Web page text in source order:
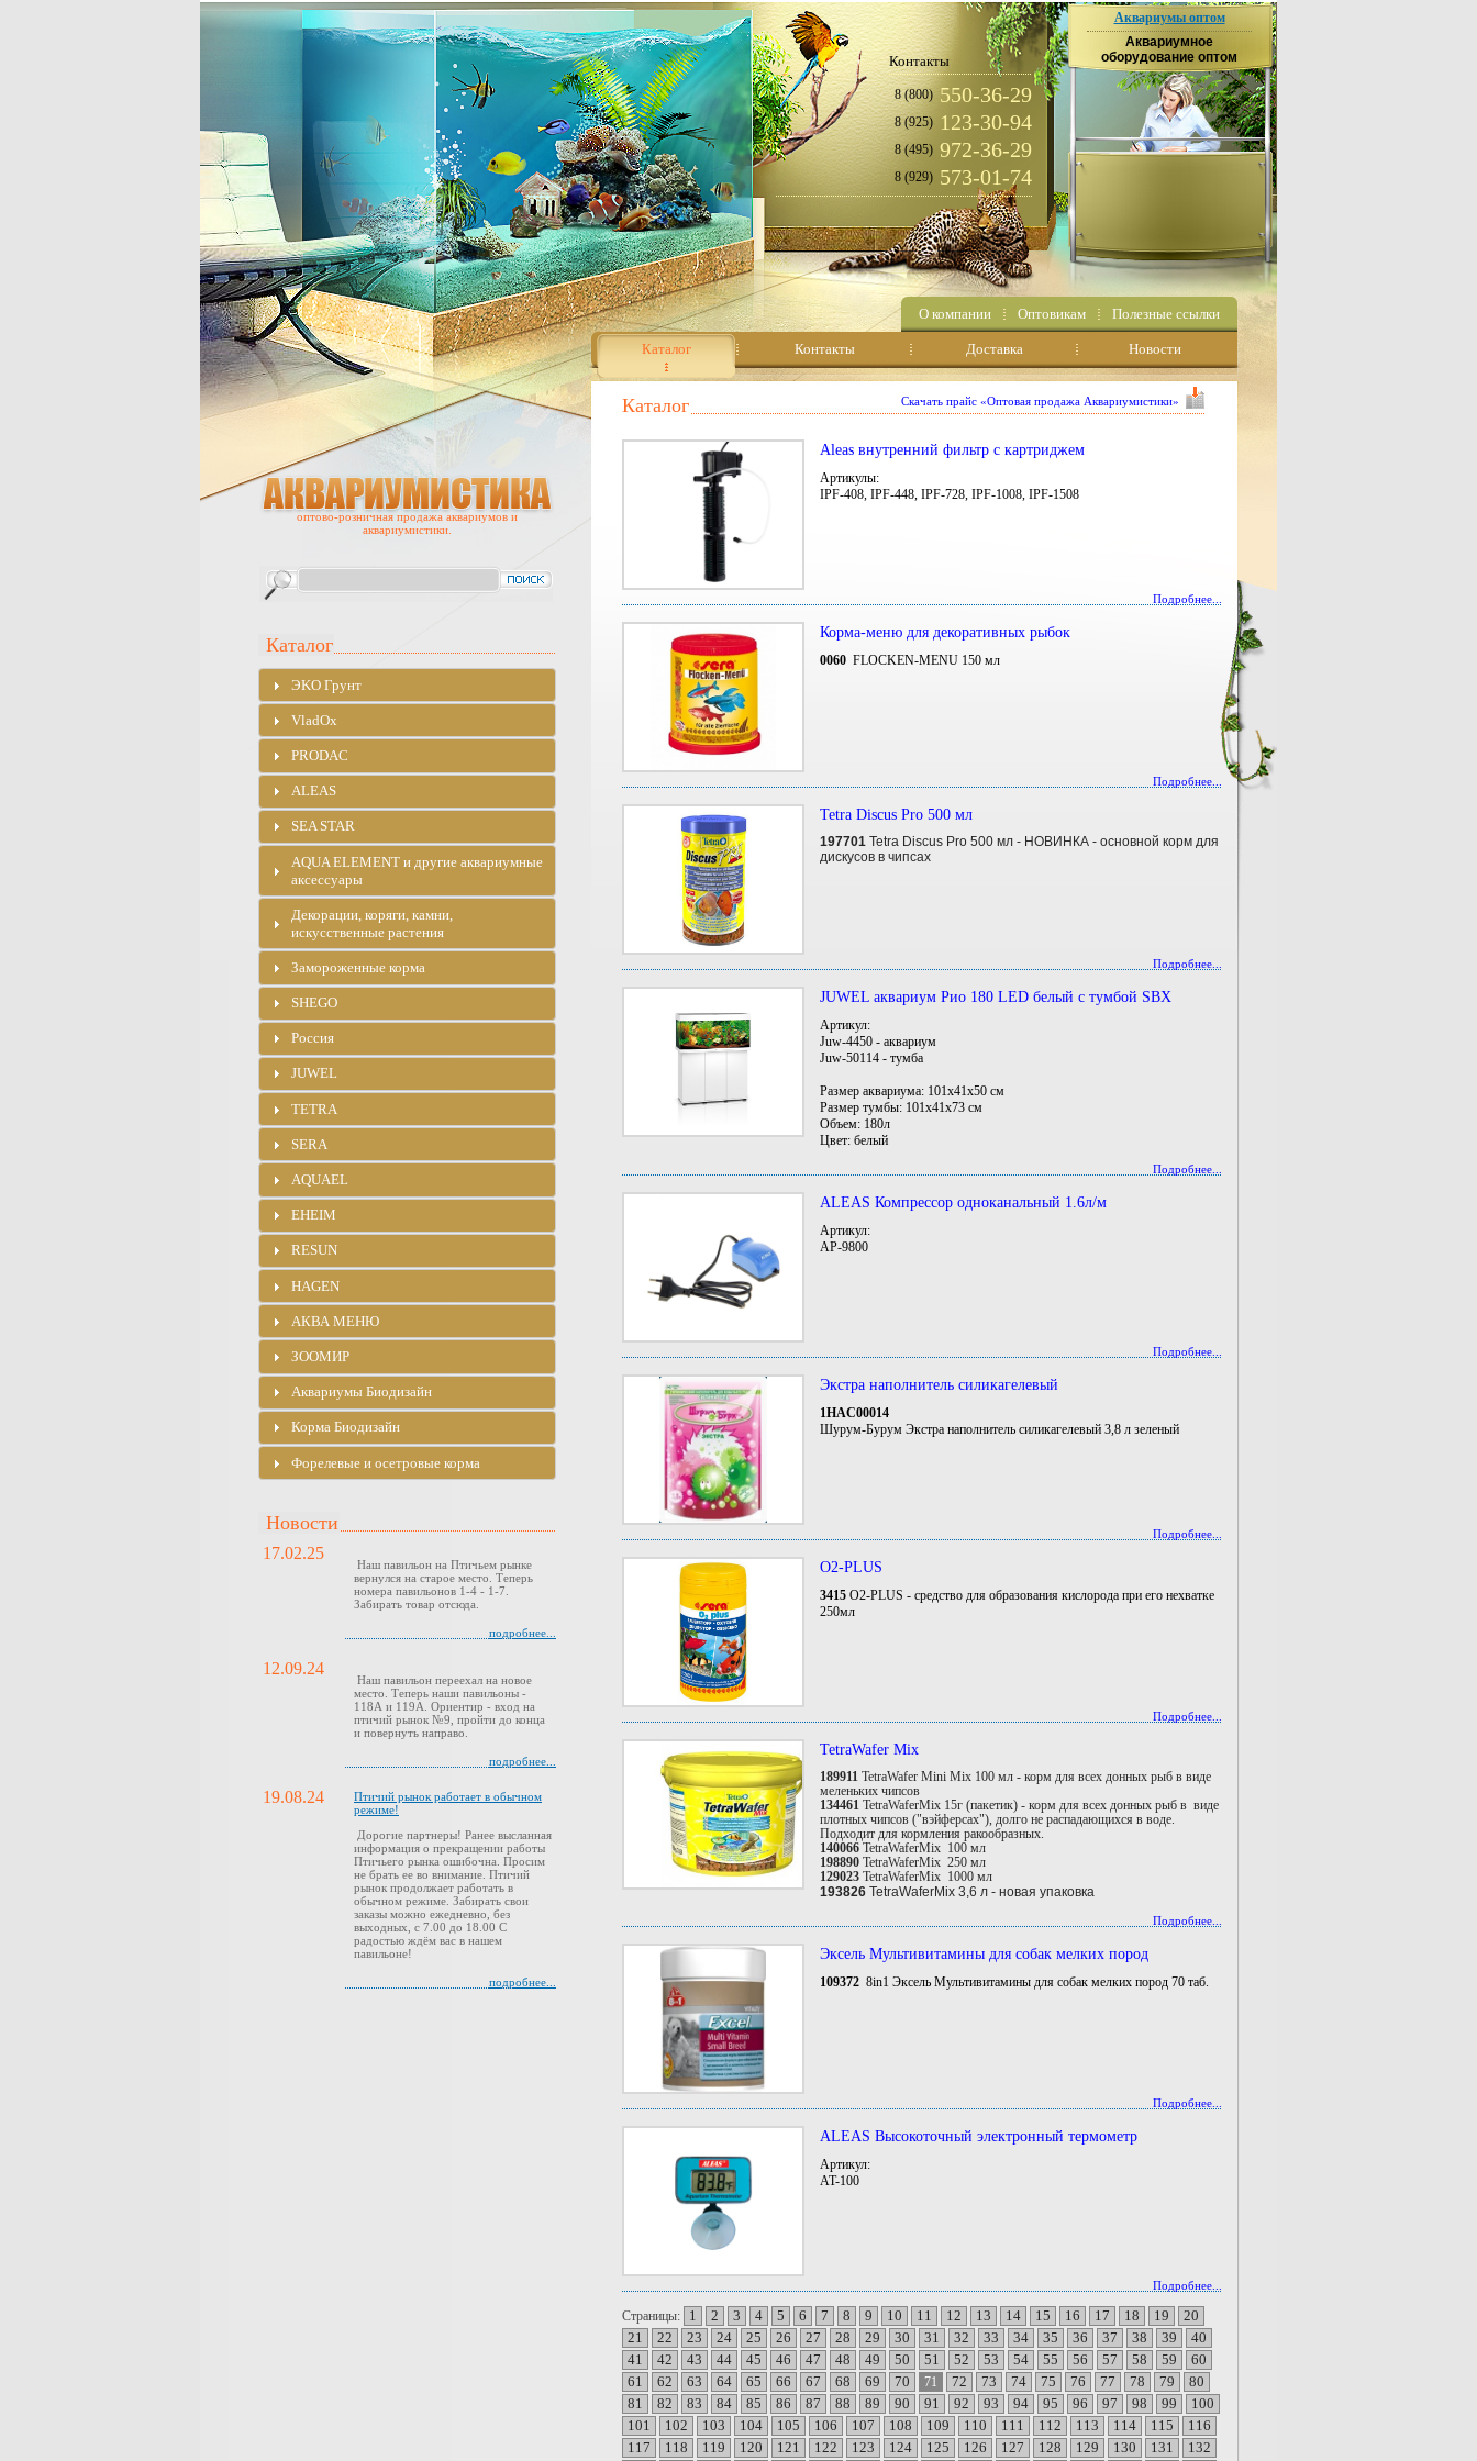
Контакты
8 (800) 550-36-29
8 (925) 123-30-94
8 (495) 972-36-29
8 (929) 573-01-74
Аквариумы оптом
Аквариумное
оборудование оптом
О компании Оптовикам Полезные ссылки
Каталог Контакты Доставка Новости
Каталог Скачать прайс «Оптовая продажа Аквариумистики»
Aleas внутренний фильтр с картриджем
Артикулы:
IPF-408, IPF-448, IPF-728, IPF-1008, IPF-1508
Подробнее...
Корма-меню для декоративных рыбок
0060 FLOCKEN-MENU 150 мл
Подробнее...
Tetra Discus Pro 500 мл
197701 Tetra Discus Pro 500 мл - НОВИНКА - основной корм для
дискусов в чипсах
Подробнее...
JUWEL аквариум Рио 180 LED белый с тумбой SBX
Артикул:
Juw-4450 - аквариум
Juw-50114 - тумба
Размер аквариума: 101x41x50 см
Размер тумбы: 101x41x73 см
Объем: 180л
Цвет: белый
Подробнее...
ALEAS Компрессор одноканальный 1.6л/м
Артикул:
AP-9800
Подробнее...
Экстра наполнитель силикагелевый
1HAC00014
Шурум-Бурум Экстра наполнитель силикагелевый 3,8 л зеленый
Подробнее...
O2-PLUS
3415 O2-PLUS - средство для образования кислорода при его нехватке
250мл
Подробнее...
TetraWafer Mix
189911 TetraWafer Mini Mix 100 мл - корм для всех донных рыб в виде
меленьких чипсов
134461 TetraWaferMix 15г (пакетик) - корм для всех донных рыб в виде
плотных чипсов ("вэйферсах"), долго не распадающихся в воде.
Подходит для кормления ракообразных.
140066 TetraWaferMix 100 мл
198890 TetraWaferMix 250 мл
129023 TetraWaferMix 1000 мл
193826 TetraWaferMix 3,6 л - новая упаковка
Подробнее...
Эксель Мультивитамины для собак мелких пород
109372 8in1 Эксель Мультивитамины для собак мелких пород 70 таб.
Подробнее...
ALEAS Высокоточный электронный термометр
Артикул:
AT-100
Подробнее...
Страницы: 1 2 3 4 5 6 7 8 9 10 11 12 13 14 15 16 17 18 19
20
21
22 23 24 25 26 27 28 29 30 31 32 33 34 35 36 37 38 39
40
41
42 43 44 45 46 47 48 49 50 51 52 53 54 55 56 57 58 59
60
61
62 63 64 65 66 67 68 69 70 71 72 73 74 75 76 77 78 79
80
81
82 83 84 85 86 87 88 89 90 91 92 93 94 95 96 97 98 99
100
101
102 103 104 105 106 107 108 109 110 111 112 113 114 115
116
117
118 119 120 121 122 123 124 125 126 127 128 129 130 131 132
оптово-розничная продажа аквариумов и
аквариумистики.
Каталог
ЭKO Грунт
VladOx
PRODAC
ALEAS
SEA STAR
AQUA ELEMENT и другие аквариумные
аксессуары
Декорации, коряги, камни,
искусственные растения
Замороженные корма
SHEGO
Россия
JUWEL
TETRA
SERA
AQUAEL
EHEIM
RESUN
HAGEN
АКВА МЕНЮ
ЗООМИР
Аквариумы Биодизайн
Корма Биодизайн
Форелевые и осетровые корма
Новости
17.02.25
Наш павильон на Птичьем рынке
вернулся на старое место. Теперь
номера павильонов 1-4 - 1-7.
Забирать товар отсюда.
подробнее...
12.09.24
Наш павильон переехал на новое
место. Теперь наши павильоны -
118А и 119А. Ориентир - вход на
птичий рынок №9, пройти до конца
и повернуть направо.
подробнее...
19.08.24
Птичий рынок работает в обычном
режиме!
Дорогие партнеры! Ранее высланная
информация о прекращении работы
Птичьего рынка ошибочна. Просим
не брать ее во внимание. Птичий
рынок продолжает работать в
обычном режиме. Забирать свои
заказы можно ежедневно, без
выходных, с 7.00 до 18.00 С
радостью ждём вас в нашем
павильоне!
подробнее...